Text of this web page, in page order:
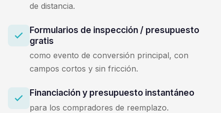
de distancia.
Formularios de inspección / presupuesto
gratis
como evento de conversión principal, con
campos cortos y sin fricción.
Financiación y presupuesto instantáneo
para los compradores de reemplazo.